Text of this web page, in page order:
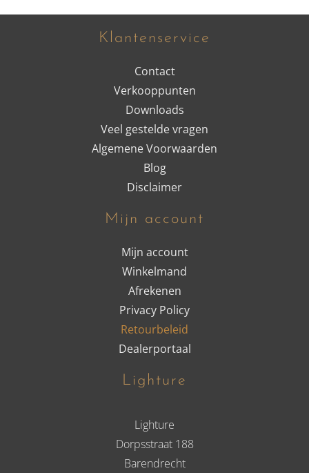
Klantenservice
Contact
Verkooppunten
Downloads
Veel gestelde vragen
Algemene Voorwaarden
Blog
Disclaimer
Mijn account
Mijn account
Winkelmand
Afrekenen
Privacy Policy
Retourbeleid
Dealerportaal
Lighture
Lighture
Dorpsstraat 188
Barendrecht